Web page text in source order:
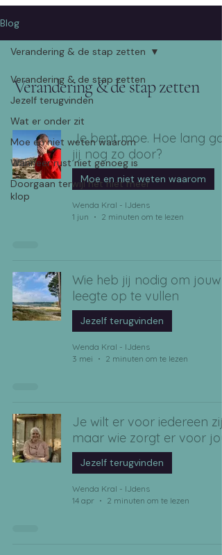
Blog
Verandering & de stap zetten
Jezelf terugvinden
Wat er onder zit
Moe en niet weten waarom
Wanneer rust niet genoeg is
Doorgaan terwijl het niet meer
klop
Verandering & de stap zetten
Verandering & de stap zetten
Je bent moe. Hoe lang ga
jij nog zo door?
Moe en niet weten waarom
Wenda Kral - IJdens
1 jun
2 minuten om te lezen
Wie heb jij nodig om jouw
leegte op te vullen
Jezelf terugvinden
Wenda Kral - IJdens
3 mei
2 minuten om te lezen
Je wilt er voor iedereen
maar wie zorgt er voor
Jezelf terugvinden
Wenda Kral - IJdens
14 apr
2 minuten om te lezen